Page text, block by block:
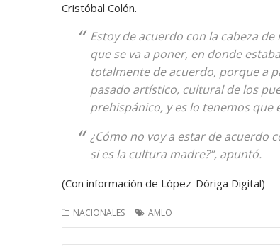
Cristóbal Colón.
Estoy de acuerdo con la cabeza
que se va a poner, en donde
totalmente de acuerdo, porque a
pasado artístico, cultural de los
prehispánico, y es lo tenemos que
¿Cómo no voy a estar de acuerdo
si es la cultura madre?”, apuntó.
(Con información de López-Dóriga Digital)
NACIONALES AMLO